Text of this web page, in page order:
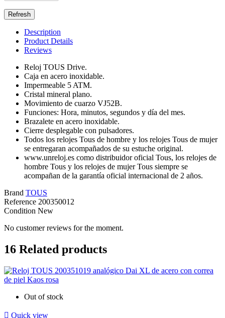
Description
Product Details
Reviews
Reloj TOUS Drive.
Caja en acero inoxidable.
Impermeable 5 ATM.
Cristal mineral plano.
Movimiento de cuarzo VJ52B.
Funciones: Hora, minutos, segundos y día del mes.
Brazalete en acero inoxidable.
Cierre desplegable con pulsadores.
Todos los relojes Tous de hombre y los relojes Tous de mujer
se entregaran acompañados de su estuche original.
www.unreloj.es como distribuidor oficial Tous, los relojes de
hombre Tous y los relojes de mujer Tous siempre se
acompañan de la garantía oficial internacional de 2 años.
Brand TOUS
Reference 200350012
Condition New
No customer reviews for the moment.
16 Related products
Out of stock
 Quick view